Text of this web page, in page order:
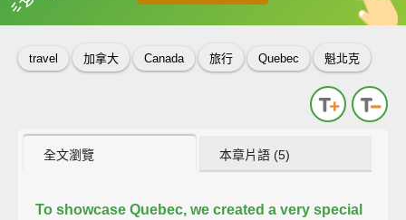
收錄佳句 中
英
travel 加拿大 Canada 旅行 Quebec 魁北克
全文瀏覽 本章片語 (5)
To showcase Quebec, we created a very special